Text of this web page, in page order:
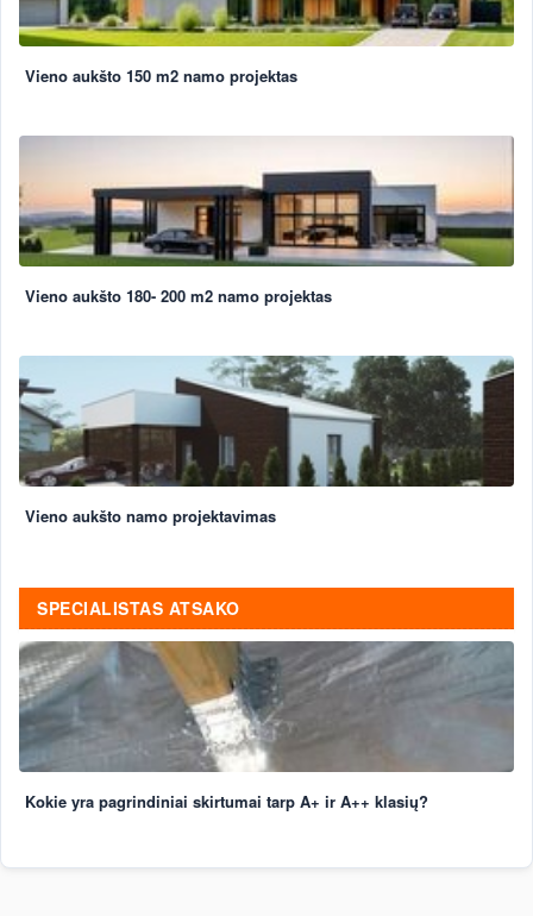
Vieno aukšto 150 m2 namo projektas
Vieno aukšto 180- 200 m2 namo projektas
Vieno aukšto namo projektavimas
SPECIALISTAS ATSAKO
Kokie yra pagrindiniai skirtumai tarp A+ ir A++ klasių?